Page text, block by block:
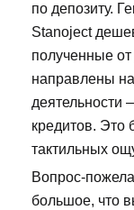
по депозиту.
Stanoject
полученные
направлены
деятельности
кредитов. Это
тактильных
Вопрос-
большое, что